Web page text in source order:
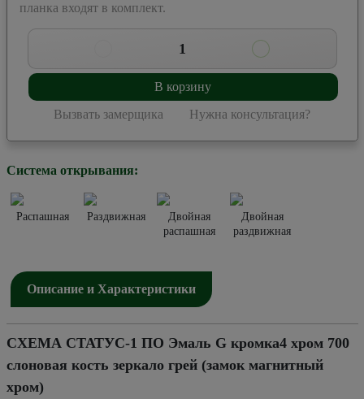
планка входят в комплект.
1
В корзину
Вызвать замерщика
Нужна консультация?
Система открывания:
Распашная Раздвижная
Двойная
распашная
Двойная
раздвижная
Описание и Характеристики
СХЕМА СТАТУС-1 ПО Эмаль G кромка4 хром 700
слоновая кость зеркало грей (замок магнитный
хром)